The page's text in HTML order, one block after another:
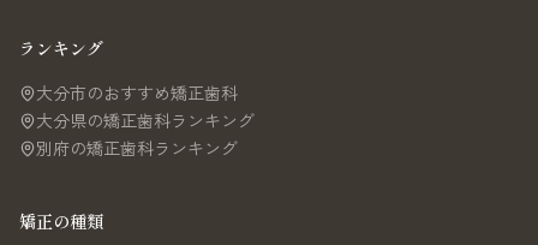
ランキング
大分市のおすすめ矯正歯科
大分県の矯正歯科ランキング
別府の矯正歯科ランキング
矯正の種類